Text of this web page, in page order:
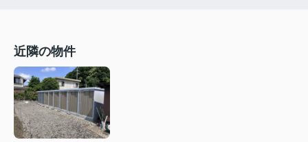
近隣の物件